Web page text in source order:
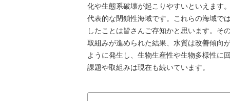
化や生態系破壊が起こりやすいといえます
代表的な閉鎖性海域です。これらの海域で
したことは皆さんご存知かと思います。そ
取組みが進められた結果、水質は改善傾向
ように発生し、生物生産性や生物多様性に
課題や取組みは現在も続いています。